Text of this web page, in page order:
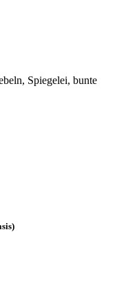
Spiegelei, bunte